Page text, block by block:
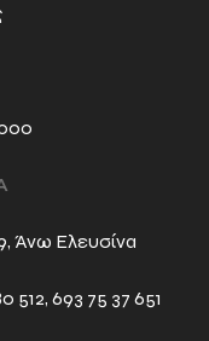
Άνω Ελευσίνα
512, 693 75 37 651